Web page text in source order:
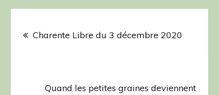
Navigation
de
l’article
Charente Libre du 3 décembre 2020
Quand les petites graines deviennent